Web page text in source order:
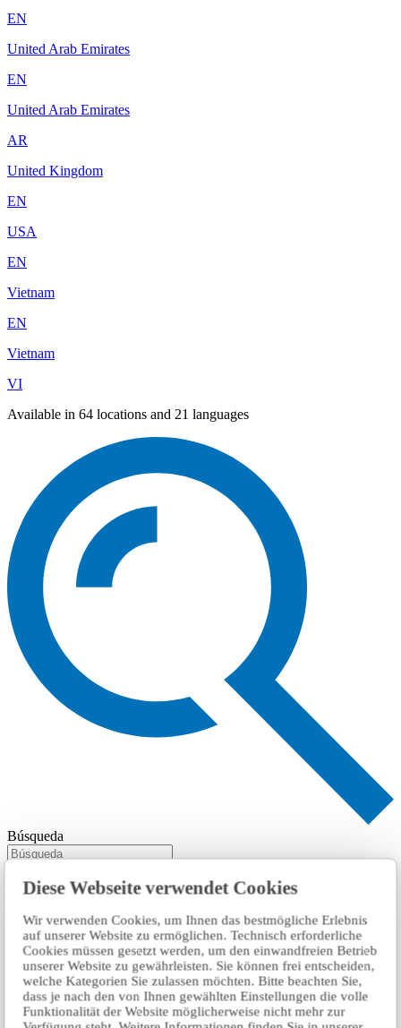
Diese Webseite verwendet Cookies
Wir verwenden Cookies, um Ihnen das bestmögliche Erlebnis
auf unserer Website zu ermöglichen. Technisch erforderliche
Cookies müssen gesetzt werden, um den einwandfreien Betrieb
unserer Website zu gewährleisten. Sie können frei entscheiden,
welche Kategorien Sie zulassen möchten. Bitte beachten Sie,
dass je nach den von Ihnen gewählten Einstellungen die volle
Funktionalität der Website möglicherweise nicht mehr zur
EN
United Arab Emirates
EN
United Arab Emirates
AR
United Kingdom
EN
USA
EN
Vietnam
EN
Vietnam
VI
Available in 64 locations and 21 languages
Búsqueda